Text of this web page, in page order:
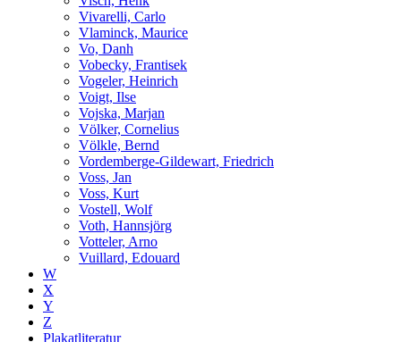
Vivarelli, Carlo
Vlaminck, Maurice
Vo, Danh
Vobecky, Frantisek
Vogeler, Heinrich
Voigt, Ilse
Vojska, Marjan
Völker, Cornelius
Völkle, Bernd
Vordemberge-Gildewart, Friedrich
Voss, Jan
Voss, Kurt
Vostell, Wolf
Voth, Hannsjörg
Votteler, Arno
Vuillard, Edouard
W
X
Y
Z
Plakatliteratur